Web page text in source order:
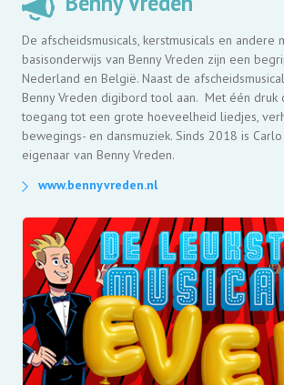
De afscheidsmusicals, kerstmusicals en andere
basisonderwijs van Benny Vreden zijn een
Nederland en België. Naast de
Benny Vreden digibord tool aan. Met één druk
toegang tot een grote hoeveelheid liedjes,
bewegings- en dansmuziek. Sinds 2018 is
eigenaar van Benny Vreden.
www.bennyvreden.nl